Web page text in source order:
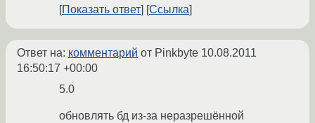
Показать ответ
Ссылка
Ответ на: комментарий от Pinkbyte 10.08.2011
16:50:17 +00:00
5.0
обновлять бд из-за неразрешённой